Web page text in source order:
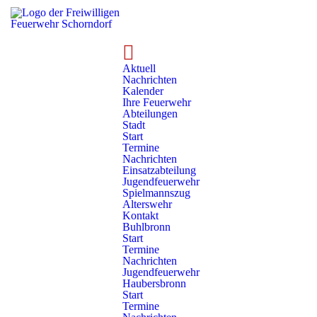
Aktuell
Nachrichten
Kalender
Ihre Feuerwehr
Abteilungen
Stadt
Start
Termine
Nachrichten
Einsatzabteilung
Jugendfeuerwehr
Spielmannszug
Alterswehr
Kontakt
Buhlbronn
Start
Termine
Nachrichten
Jugendfeuerwehr
Haubersbronn
Start
Termine
Nachrichten
Abteilungen Buhlbronn
Nachrichten
Systemumstellung abgeschlossen
Schorndorf funkt digital